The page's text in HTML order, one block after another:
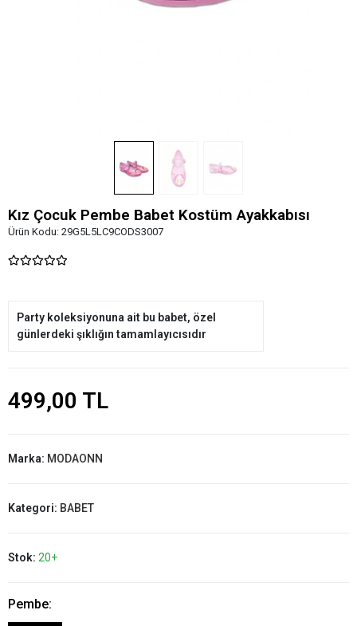
Kız Çocuk Pembe Babet Kostüm Ayakkabısı
Ürün Kodu: 29G5L5LC9CODS3007
Party koleksiyonuna ait bu babet, özel
günlerdeki şıklığın tamamlayıcısıdır
499,00 TL
Marka: MODAONN
Kategori: BABET
Stok: 20+
Pembe: